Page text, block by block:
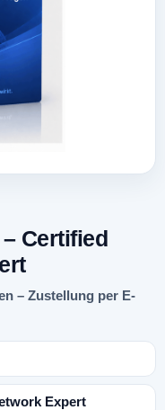
Certified
– Zustellung per E-
Expert